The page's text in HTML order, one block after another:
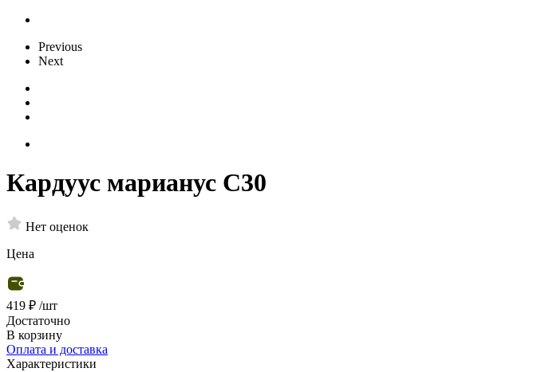
Previous
Next
Кардуус марианус С30
Нет оценок
Цена
419 ₽ /шт
Достаточно
В корзину
Оплата и доставка
Характеристики